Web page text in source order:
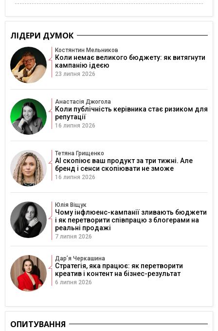
ЛІДЕРИ ДУМОК
Костянтин Мельников
Коли немає великого бюджету: як витягнути
кампанію ідеєю
23 липня 2026
Анастасія Джогола
Коли публічність керівника стає ризиком для
репутації
16 липня 2026
Тетяна Грищенко
AI скопіює ваш продукт за три тижні. Але
бренд і сенси скопіювати не зможе
16 липня 2026
Юлія Віщук
Чому інфлюенс-кампанії зливають бюджети
і як перетворити співпрацю з блогерами на
реальні продажі
7 липня 2026
Дарʼя Черкашина
Стратегія, яка працює: як перетворити
креатив і контент на бізнес-результат
6 липня 2026
ОПИТУВАННЯ